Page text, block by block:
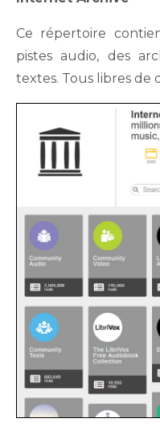
Ce répertoire
pistes audio, des
textes. Tous libres de